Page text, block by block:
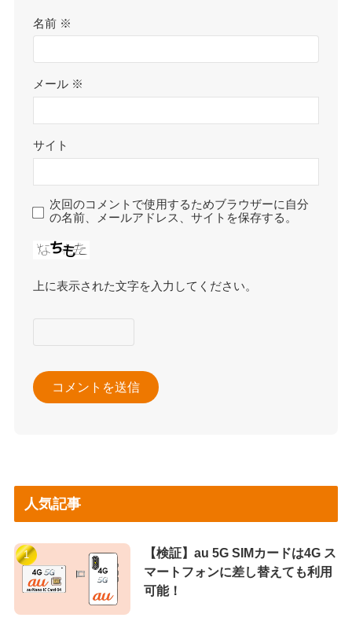
名前 ※
メール ※
サイト
次回のコメントで使用するためブラウザーに自分
の名前、メールアドレス、サイトを保存する。
上に表示された文字を入力してください。
人気記事
【検証】au 5G SIMカードは4G ス
マートフォンに差し替えても利用
可能！